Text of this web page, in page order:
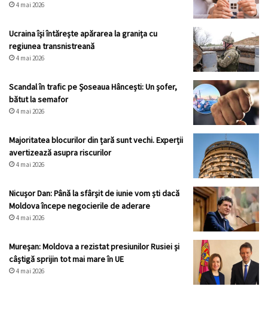
4 mai 2026
Ucraina își întărește apărarea la granița cu
regiunea transnistreană
4 mai 2026
Scandal în trafic pe Șoseaua Hâncești: Un șofer,
bătut la semafor
4 mai 2026
Majoritatea blocurilor din țară sunt vechi. Experții
avertizează asupra riscurilor
4 mai 2026
Nicușor Dan: Până la sfârșit de iunie vom ști dacă
Moldova începe negocierile de aderare
4 mai 2026
Mureșan: Moldova a rezistat presiunilor Rusiei și
câștigă sprijin tot mai mare în UE
4 mai 2026